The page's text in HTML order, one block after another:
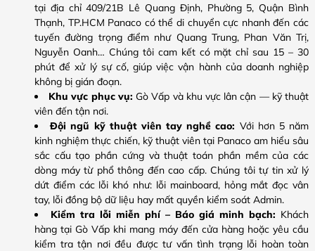
tại địa chỉ 409/21B Lê Quang Định, Phường 5, Quận Bình
Thạnh, TP.HCM Panaco có thể di chuyển cực nhanh đến các
tuyến đường trọng điểm như Quang Trung, Phan Văn Trị,
Nguyễn Oanh… Chúng tôi cam kết có mặt chỉ sau 15 – 30
phút để xử lý sự cố, giúp việc vận hành của doanh nghiệp
không bị gián đoạn.
Khu vực phục vụ: Gò Vấp và khu vực lân cận — kỹ thuật
viên đến tận nơi.
Đội ngũ kỹ thuật viên tay nghề cao: Với hơn 5 năm
kinh nghiệm thực chiến, kỹ thuật viên tại Panaco am hiểu sâu
sắc cấu tạo phần cứng và thuật toán phần mềm của các
dòng máy từ phổ thông đến cao cấp. Chúng tôi tự tin xử lý
dứt điểm các lỗi khó như: lỗi mainboard, hỏng mắt đọc vân
tay, lỗi đồng bộ dữ liệu hay mất quyền kiểm soát Admin.
Kiểm tra lỗi miễn phí – Báo giá minh bạch: Khách
hàng tại Gò Vấp khi mang máy đến cửa hàng hoặc yêu cầu
kiểm tra tận nơi đều được tư vấn tình trạng lỗi hoàn toàn